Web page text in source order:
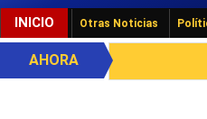
INICIO Otras Noticias
AHORA